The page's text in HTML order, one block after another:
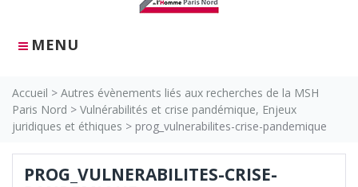
MENU
Accueil > Autres évènements liés aux recherches de la MSH
Paris Nord > Vulnérabilités et crise pandémique, Enjeux
juridiques et éthiques > prog_vulnerabilites-crise-pandemique
PROG_VULNERABILITES-CRISE-